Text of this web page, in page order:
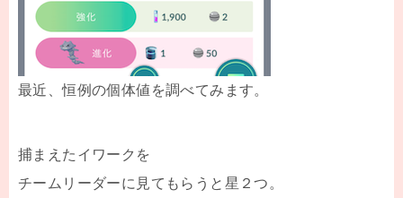
最近、恒例の個体値を調べてみます。
捕まえたイワークを
チームリーダーに見てもらうと星２つ。